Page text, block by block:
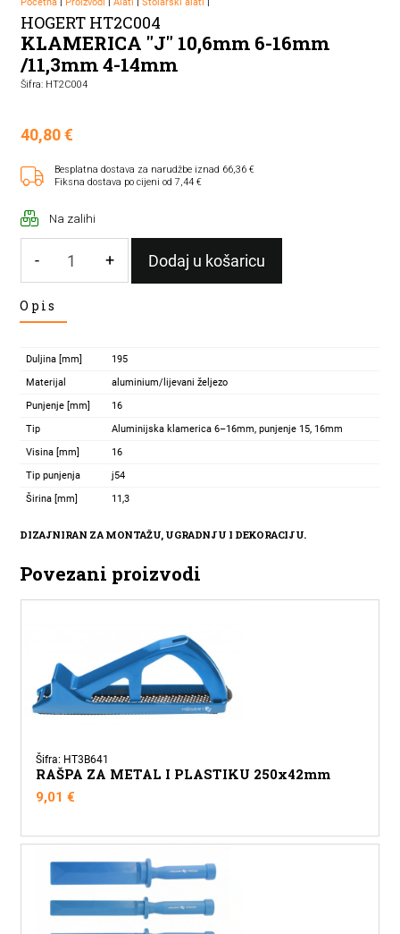
HOGERT HT2C004
KLAMERICA "J" 10,6mm 6-16mm
/11,3mm 4-14mm
Šifra: HT2C004
40,80€
Besplatna dostava za narudžbe iznad 66,36 €
Fiksna dostava po cijeni od 7,44 €
Na zalihi
-
"J"
16mm
/11,3mm
4-
14mm
+ Dodaj u košaricu
Opis
Duljina [mm]
195
Materijal
aluminium/lijevani željezo
Punjenje [mm]
16
Tip
Aluminijska klamerica 6–16mm, punjenje 15, 16mm
Visina [mm]
16
Tip punjenja
j54
Širina [mm]
11,3
DIZAJNIRAN ZA MONTAŽU, UGRADNJU I DEKORACIJU.
Povezani proizvodi
Šifra: HT3B641
RAŠPA ZA METAL I PLASTIKU 250x42mm
9,01€